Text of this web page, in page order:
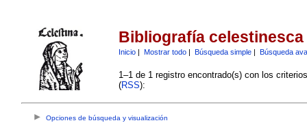
Bibliografía celestinesca
Inicio| Mostrar todo| Búsqueda simple| Búsqueda
1–1 de 1 registro encontrado(s) con los
(RSS):
Opciones de búsqueda y visualización